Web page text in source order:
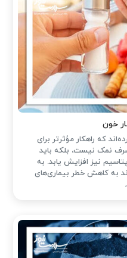
خون
که راهکار مؤثرتر برای
نمک نیست، بلکه باید
نیز افزایش یابد. به
به کاهش خطر بیماری‌های